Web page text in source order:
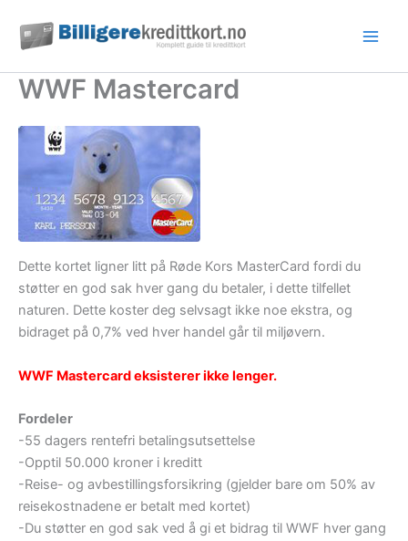
innholdet
WWF Mastercard
Dette kortet ligner litt på Røde Kors MasterCard fordi du
støtter en god sak hver gang du betaler, i dette tilfellet
naturen. Dette koster deg selvsagt ikke noe ekstra, og
bidraget på 0,7% ved hver handel går til miljøvern.
WWF Mastercard eksisterer ikke lenger.
Fordeler
-55 dagers rentefri betalingsutsettelse
-Opptil 50.000 kroner i kreditt
-Reise- og avbestillingsforsikring (gjelder bare om 50% av
reisekostnadene er betalt med kortet)
-Du støtter en god sak ved å gi et bidrag til WWF hver gang